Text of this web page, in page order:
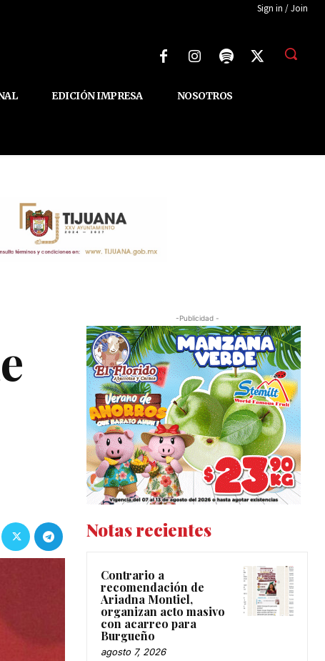
Sign in / Join
EDICIÓN IMPRESA NOSOTROS
-Publicidad -
Notas recientes
Contrario a
recomendación de
Ariadna Montiel,
organizan acto masivo
con acarreo para
Burgueño
agosto 7, 2026